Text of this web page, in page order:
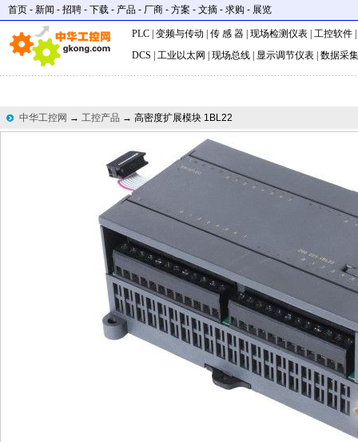
首页 - 新闻 - 招聘 - 下载 - 产品 - 厂商 - 方案 - 文摘 - 求购 - 展览
PLC 变频与传动 传 感 器 现场检测仪表 工控软件
DCS
工业以太网 现场总线 显示调节仪表 数据采集
中华工控网 → 工控产品 → 高密度扩展模块 1BL22